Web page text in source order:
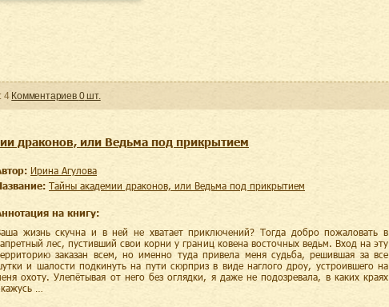
4 Комментариев 0шт.
драконов, или Ведьма под прикрытием
Ирина Агулова
Тайны академии драконов, или Ведьма под прикрытием
на книгу:
жизнь скучна и в ней не хватает приключений? Тогда добро пожаловать в
лес, пустивший свои корни у границ ковена восточных ведьм. Вход на эту
заказан всем, но именно туда привела меня судьба, решившая за все
и шалости подкинуть на пути сюрприз в виде наглого дроу, устроившего на
охоту. Улепётывая от него без оглядки, я даже не подозревала, в каких краях
…